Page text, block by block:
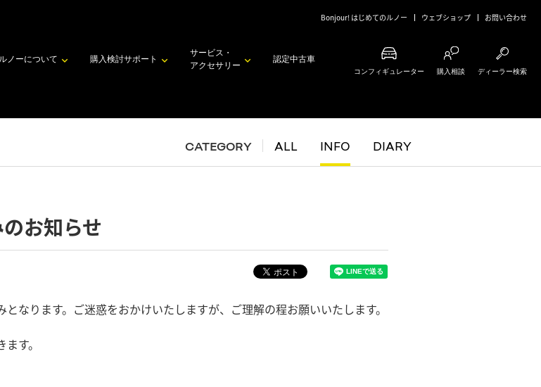
Bonjour! はじめてのルノー ウェブショップ お問い合わせ
ルノーについて 購入検討サポート
サービス・
アクセサリー
認定中古車
コンフィギュレーター 購入相談 ディーラー検索
CATEGORY ALL INFO DIARY
お知らせ
なります。ご迷惑をおかけいたしますが、ご理解の程お願いいたします。
す。